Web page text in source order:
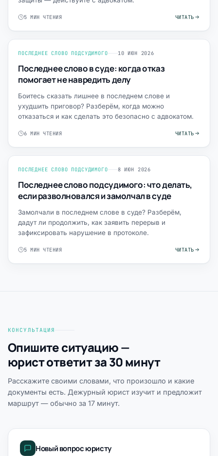
5 МИН ЧТЕНИЯ ЧИТАТЬ
ПОСЛЕДНЕЕ СЛОВО ПОДСУДИМОГО 10 ИЮН 2026
Последнее слово в суде: когда отказ
помогает не навредить делу
Боитесь сказать лишнее в последнем слове и
ухудшить приговор? Разберём, когда можно
отказаться и как сделать это безопасно с адвокатом.
6 МИН ЧТЕНИЯ ЧИТАТЬ
ПОСЛЕДНЕЕ СЛОВО ПОДСУДИМОГО 8 ИЮН 2026
Последнее слово подсудимого: что делать,
если разволновался и замолчал в суде
Замолчали в последнем слове в суде? Разберём,
дадут ли продолжить, как заявить перерыв и
зафиксировать нарушение в протоколе.
5 МИН ЧТЕНИЯ ЧИТАТЬ
КОНСУЛЬТАЦИЯ
Опишите ситуацию —
юрист ответит за 30 минут
Расскажите своими словами, что произошло и какие
документы есть. Дежурный юрист изучит и предложит
маршрут — обычно за 17 минут.
Новый вопрос юристу